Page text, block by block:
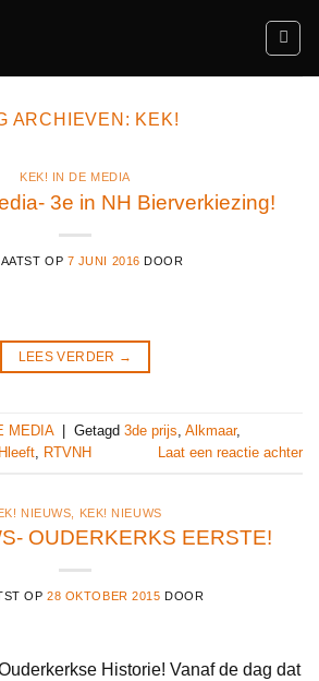
ARCHIEVEN: KEK!
KEK! IN DE MEDIA
3e in NH Bierverkiezing!
OP 7 JUNI 2016 DOOR
LEES VERDER →
MEDIA Getagd 3de prijs Alkmaar,
RTVNH Laat een reactie achter
NIEUWS KEK! NIEUWS
OUDERKERKS EERSTE!
OP28 OKTOBER 2015 DOOR
Historie! Vanaf de dag dat